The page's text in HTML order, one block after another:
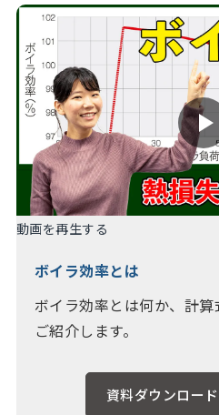
動画を再生する
ボイラ効率とは
ボイラ効率とは何か、計
ご紹介します。
資料ダウンロー